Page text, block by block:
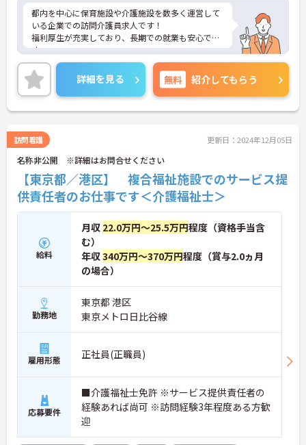
都内を中心に保育施設や介護施設を数多く運営して
いる企業での訪問介護員求人です！
福利厚生が充実しており、長期での就業も安心で
す。
また、年間休日数120日で、プライベートとの両立
もしやすい環境が整っております。
ご興味ある方には、面接のポイントなど、さらに詳
細をお話致しますのでお気軽にご相談ください。
詳細を見る 無料 紹介してもらう
訪問看護 更新日：2024年12月05日
名称非公開 ※詳細はお問合せください
【東京都／港区】 複合福祉施設でのサービス提
供責任者のお仕事です＜介護福祉士＞
給料
月収 22.0万円～25.5万円程度（資格手当含
む）
年収340万円～370万円程度（賞与2.0ヵ月
の場合）
勤務地
東京都 港区
東京メトロ日比谷線
雇用形態 正社員(正職員)
応募要件
■介護福祉士免許 ※サービス提供責任者の
経験あれば尚可 ※訪問経験3年程度ある方歓
迎